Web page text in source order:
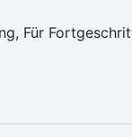
Für